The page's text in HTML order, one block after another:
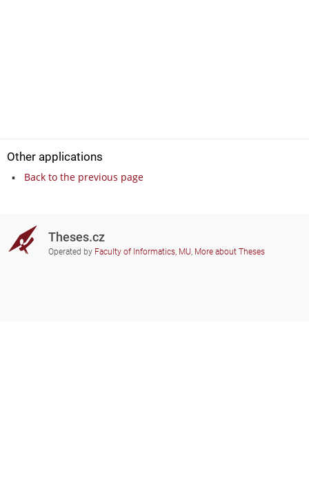
Other applications
Back to the previous page
Theses.cz
Operated by Faculty of Informatics, MU, More about Theses